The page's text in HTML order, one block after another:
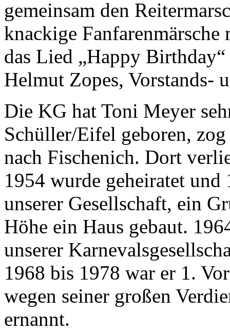
gemeinsam den
knackige
das Lied „Happy
Helmut Zopes, Vorstands-
Die KG hat Toni Meyer
Schüller/Eifel geboren,
nach Fischenich. Dort
1954 wurde geheiratet
unserer Gesellschaft, ein
Höhe ein Haus gebaut.
unserer
1968 bis 1978 war er 1.
wegen seiner großen
ernannt.